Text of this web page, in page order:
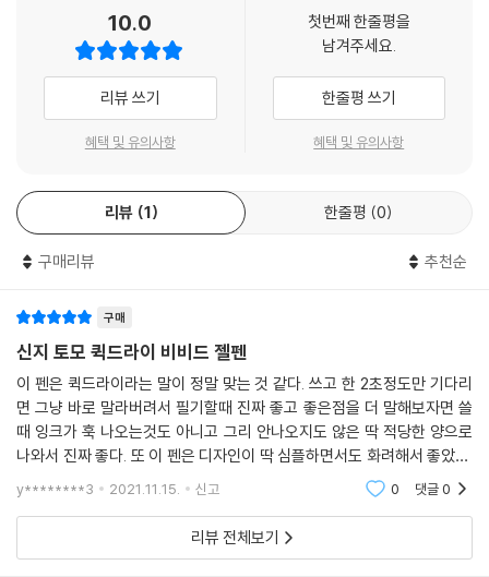
10.0
리뷰 쓰기
혜택 및 유의사항
첫번째 한줄평을
남겨주세요.
한줄평 쓰기
혜택 및 유의사항
리뷰 1 한줄평 0
구매리뷰 추천순
구매
신지 토모 퀵드라이 비비드 젤펜
이 펜은 퀵드라이라는 말이 정말 맞는 것 같다. 쓰고 한 2초정도만 기다리
면 그냥 바로 말라버려서 필기할때 진짜 좋고 좋은점을 더 말해보자면 쓸
때 잉크가 훅 나오는것도 아니고 그리 안나오지도 않은 딱 적당한 양으로
나와서 진짜 좋다. 또 이 펜은 디자인이 딱 심플하면서도 화려해서 좋았다.
마지막으로 이 펜 또한 6개월이상 사용하고 매일매일 쓰는데도 닳지가 않
아서 좋다고 생
y********3 2021.11.15. 신고 0 댓글0
리뷰 전체보기